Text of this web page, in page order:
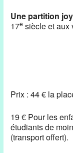
Une partition
17e siècle et aux
Prix : 44 € la
19 € Pour les
étudiants de
(transport offert).